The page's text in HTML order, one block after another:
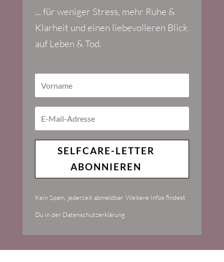
... für weniger Stress, mehr Ruhe &
Klarheit und einen liebevolleren Blick
auf Leben & Tod.
SELFCARE-LETTER
ABONNIEREN
Kein Spam, jederzeit abmeldbar. Weitere Infos findest
Du in der Datenschutzerklärung.